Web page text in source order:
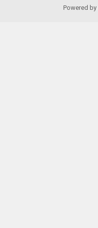
Powered by